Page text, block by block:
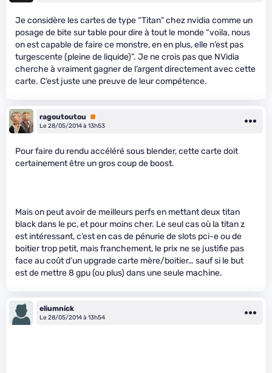
Je considère les cartes de type “Titan” chez nvidia comme un
posage de bite sur table pour dire à tout le monde “voila, nous
on est capable de faire ce monstre, en en plus, elle n’est pas
turgescente (pleine de liquide)”. Je ne crois pas que NVidia
cherche à vraiment gagner de l’argent directement avec cette
carte. C’est juste une preuve de leur compétence.
ragoutoutou
Premium
Le 28/05/2014 à 13h53
Pour faire du rendu accéléré sous blender, cette carte doit
certainement être un gros coup de boost.
Mais on peut avoir de meilleurs perfs en mettant deux titan
black dans le pc, et pour moins cher. Le seul cas où la titan z
est intéressant, c’est en cas de pénurie de slots pci-e ou de
boitier trop petit, mais franchement, le prix ne se justifie pas
face au coût d’un upgrade carte mère/boitier… sauf si le but
est de mettre 8 gpu (ou plus) dans une seule machine.
eliumnick
Le 28/05/2014 à 13h54